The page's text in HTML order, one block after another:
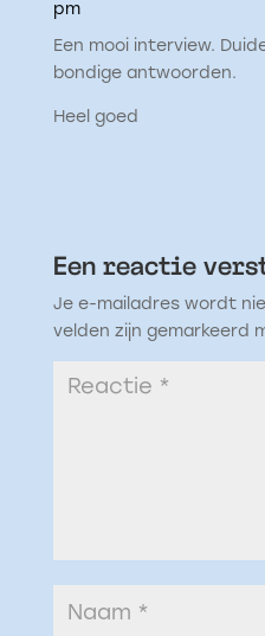
pm
Een mooi interview.
bondige antwoorden.
Heel goed
Een reactie
Je e-mailadres wordt
velden zijn gemarkeerd